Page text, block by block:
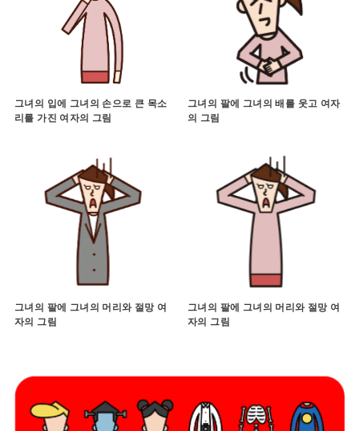
그녀의 입에 그녀의 손으로 큰 목소
리를 가진 여자의 그림
그녀의 팔에 그녀의 배를 웃고 여자
의 그림
그녀의 팔에 그녀의 머리와 절망 여
자의 그림
그녀의 팔에 그녀의 머리와 절망 여
자의 그림